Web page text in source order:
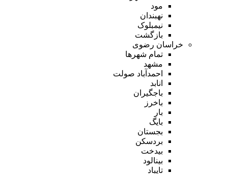
مود
نهبندان
نیمبلوک
بازگشت
خراسان رضوی
تمام شهر‌ها
مشهد
احمدآباد صولت
انابد
باجگیران
باخرز
بار
بایگ
بجستان
بردسکن
بیدخت
بینالود
تایباد